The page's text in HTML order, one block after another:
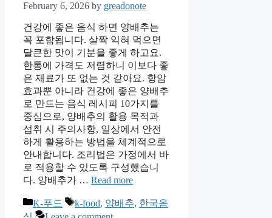
February 6, 2026 by greadonote
건강에 좋은 음식 하면 양배추는
꼭 포함됩니다. 살짝 익혀 먹으면
달큰한 맛이 기분을 좋게 하고요.
한통에 가격도 저렴하니 이보다 좋
은 재료가 또 없는 것 같아요. 항암
효과뿐 아니라 건강에 좋은 양배추
로 만드는 음식 레시피 10가지를
중심으로, 양배추의 활용 목적과
섭취 시 주의사항, 일상에서 안전
하게 활용하는 방법을 체계적으로
안내합니다. 조리법은 가정에서 바
로 적용할 수 있도록 구성했습니
다. 양배추가 … Read more
Categories
K-푸드 Tags
k-food, 양배추, 한국음